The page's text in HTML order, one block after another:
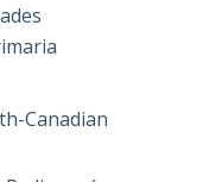
Canadian